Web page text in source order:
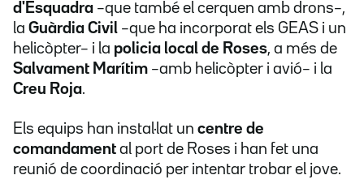
d'Esquadra –que també el cerquen amb drons–,
la Guàrdia Civil –que ha incorporat els GEAS i un
helicòpter– i la policia local de Roses, a més de
Salvament Marítim –amb helicòpter i avió– i la
Creu Roja.
Els equips han instal·lat un centre de
comandament al port de Roses i han fet una
reunió de coordinació per intentar trobar el jove.